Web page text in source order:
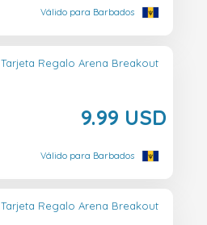
Válido para Barbados
Tarjeta Regalo Arena Breakout
9.99 USD
Válido para Barbados
Tarjeta Regalo Arena Breakout